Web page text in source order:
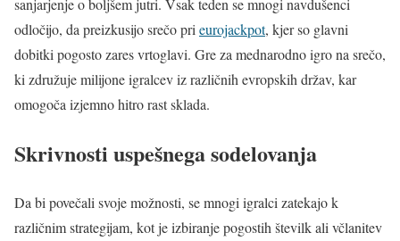
sanjarjenje o boljšem jutri. Vsak teden se mnogi navdušenci
odločijo, da preizkusijo srečo pri eurojackpot, kjer so glavni
dobitki pogosto zares vrtoglavi. Gre za mednarodno igro na srečo,
ki združuje milijone igralcev iz različnih evropskih držav, kar
omogoča izjemno hitro rast sklada.
Skrivnosti uspešnega sodelovanja
Da bi povečali svoje možnosti, se mnogi igralci zatekajo k
različnim strategijam, kot je izbiranje pogostih številk ali včlanitev